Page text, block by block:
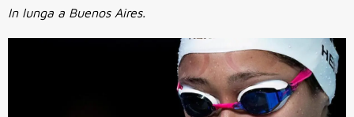
In lunga a Buenos Aires.